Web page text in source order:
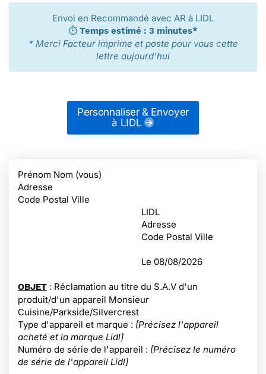
Envoi en Recommandé avec AR à LIDL
⏱️ Temps estimé : 3 minutes*
* Merci Facteur imprime et poste pour vous cette
lettre aujourd'hui
Personnaliser & Envoyer
à LIDL
Prénom Nom (vous)
Adresse
Code Postal Ville
LIDL
Adresse
Code Postal Ville
Le 08/08/2026
OBJET : Réclamation au titre du S.A.V d'un
produit/d'un appareil Monsieur
Cuisine/Parkside/Silvercrest
Type d'appareil et marque : [Précisez l'appareil
acheté et la marque Lidl]
Numéro de série de l'appareil : [Précisez le numéro
de série de l'appareil Lidl]